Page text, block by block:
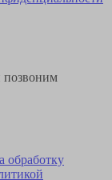
позвоним
обработку